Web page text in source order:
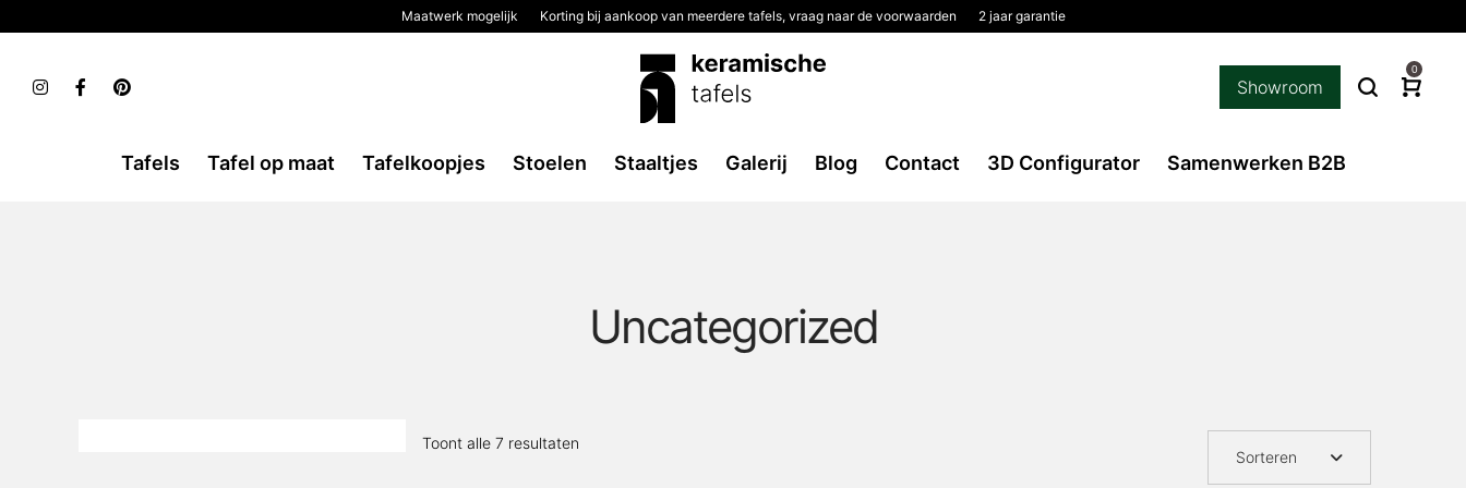
Maatwerk mogelijk Korting bij aankoop van meerdere tafels, vraag naar de voorwaarden 2 jaar garantie
Showroom
0
Tafels Tafel op maat Tafelkoopjes Stoelen Staaltjes Galerij Blog Contact 3D Configurator Samenwerken B2B
Uncategorized
Toont alle 7 resultaten
Sorteren